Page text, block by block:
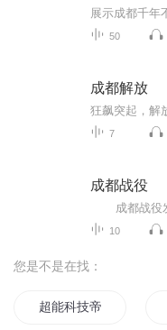
50
成都解放
7
成都战役
10
您是不是在找：
超能科技帝国